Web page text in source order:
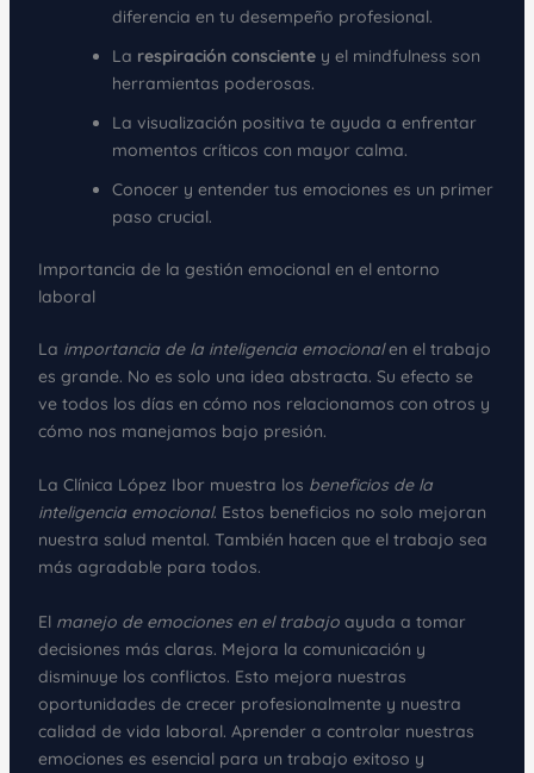
diferencia en tu desempeño profesional.
La respiración conscientey el mindfulness son
herramientas poderosas.
La visualización positiva te ayuda a enfrentar
momentos críticos con mayor calma.
Conocer y entender tus emociones es un primer
paso crucial.
Importancia de la gestión emocional en el entorno
laboral
La importancia de la inteligencia emocionalen el trabajo
es grande. No es solo una idea abstracta. Su efecto se
ve todos los días en cómo nos relacionamos con otros y
cómo nos manejamos bajo presión.
La Clínica López Ibor muestra los beneficios de la
inteligencia emocional. Estos beneficios no solo mejoran
nuestra salud mental. También hacen que el trabajo sea
más agradable para todos.
El manejo de emociones en el trabajoayuda a tomar
decisiones más claras. Mejora la comunicación y
disminuye los conflictos. Esto mejora nuestras
oportunidades de crecer profesionalmente y nuestra
calidad de vida laboral. Aprender a controlar nuestras
emociones es esencial para un trabajo exitoso y